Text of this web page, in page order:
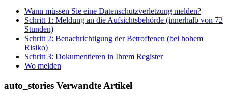
Wann müssen Sie eine Datenschutzverletzung melden?
Schritt 1: Meldung an die Aufsichtsbehörde (innerhalb von 72
Stunden)
Schritt 2: Benachrichtigung der Betroffenen (bei hohem
Risiko)
Schritt 3: Dokumentieren in Ihrem Register
Wo melden
auto_stories Verwandte Artikel